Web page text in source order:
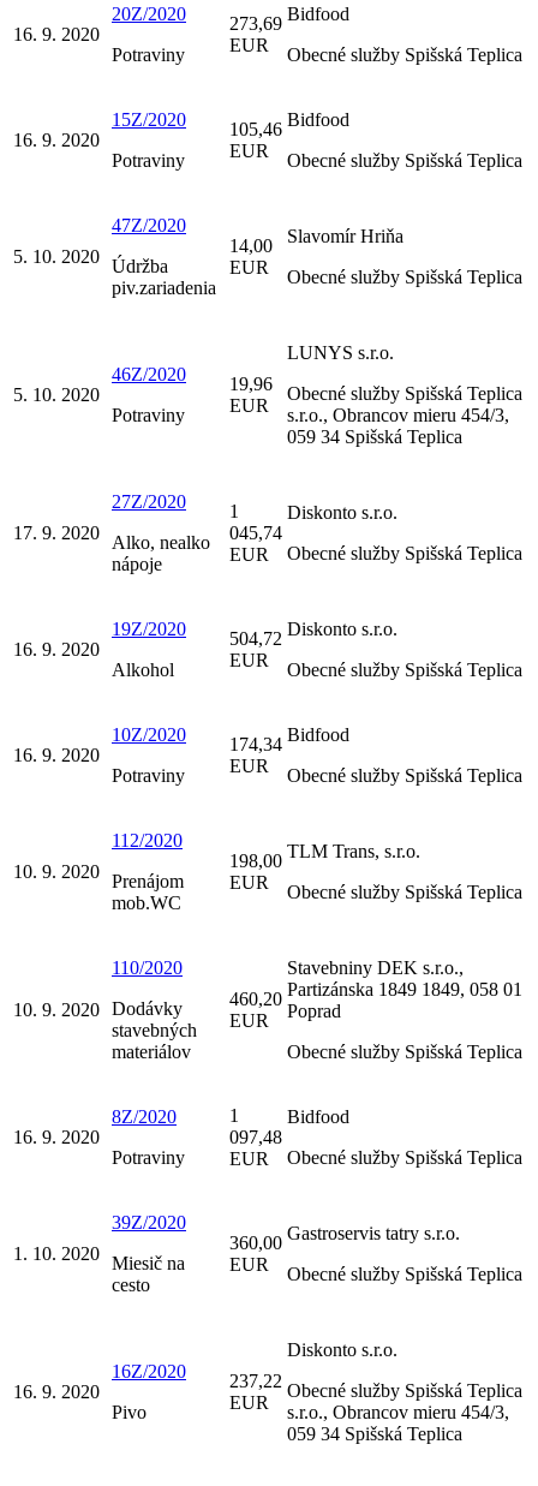
16. 9. 2020
20Z/2020
Potraviny
273,69
EUR
Bidfood
Obecné služby Spišská Teplica
16. 9. 2020
15Z/2020
Potraviny
105,46
EUR
Bidfood
Obecné služby Spišská Teplica
5. 10. 2020
47Z/2020
Údržba
piv.zariadenia
14,00
EUR
Slavomír Hriňa
Obecné služby Spišská Teplica
5. 10. 2020
46Z/2020
Potraviny
19,96
EUR
LUNYS s.r.o.
Obecné služby Spišská Teplica
s.r.o., Obrancov mieru 454/3,
059 34 Spišská Teplica
17. 9. 2020
27Z/2020
Alko, nealko
nápoje
1
045,74
EUR
Diskonto s.r.o.
Obecné služby Spišská Teplica
16. 9. 2020
19Z/2020
Alkohol
504,72
EUR
Diskonto s.r.o.
Obecné služby Spišská Teplica
16. 9. 2020
10Z/2020
Potraviny
174,34
EUR
Bidfood
Obecné služby Spišská Teplica
10. 9. 2020
112/2020
Prenájom
mob.WC
198,00
EUR
TLM Trans, s.r.o.
Obecné služby Spišská Teplica
10. 9. 2020
110/2020
Dodávky
stavebných
materiálov
460,20
EUR
Stavebniny DEK s.r.o.,
Partizánska 1849 1849, 058 01
Poprad
Obecné služby Spišská Teplica
16. 9. 2020
8Z/2020
Potraviny
1
097,48
EUR
Bidfood
Obecné služby Spišská Teplica
1. 10. 2020
39Z/2020
Miesič na
cesto
360,00
EUR
Gastroservis tatry s.r.o.
Obecné služby Spišská Teplica
16. 9. 2020
16Z/2020
Pivo
237,22
EUR
Diskonto s.r.o.
Obecné služby Spišská Teplica
s.r.o., Obrancov mieru 454/3,
059 34 Spišská Teplica